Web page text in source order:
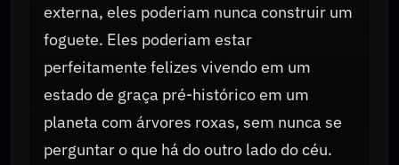
externa, eles poderiam nunca construir um
foguete. Eles poderiam estar
perfeitamente felizes vivendo em um
estado de graça pré-histórico em um
planeta com árvores roxas, sem nunca se
perguntar o que há do outro lado do céu.